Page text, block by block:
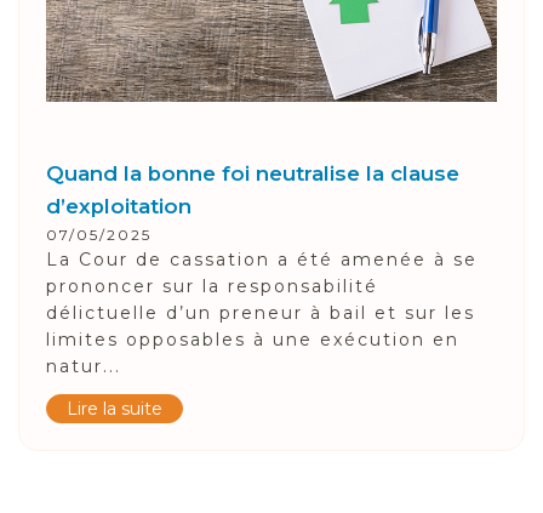
Quand la bonne foi neutralise la clause
d’exploitation
07/05/2025
La Cour de cassation a été amenée à se
prononcer sur la responsabilité
délictuelle d’un preneur à bail et sur les
limites opposables à une exécution en
natur...
Lire la suite